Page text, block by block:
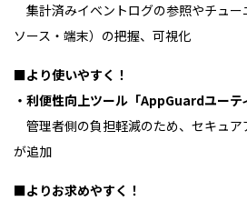
集計済みイベントログの参照やチュー
ソース・端末）の把握、可視化
■より使いやすく！
・利便性向上ツール「AppGuardユーテ
管理者側の負担軽減のため、セキュ
が追加
■よりお求めやすく！